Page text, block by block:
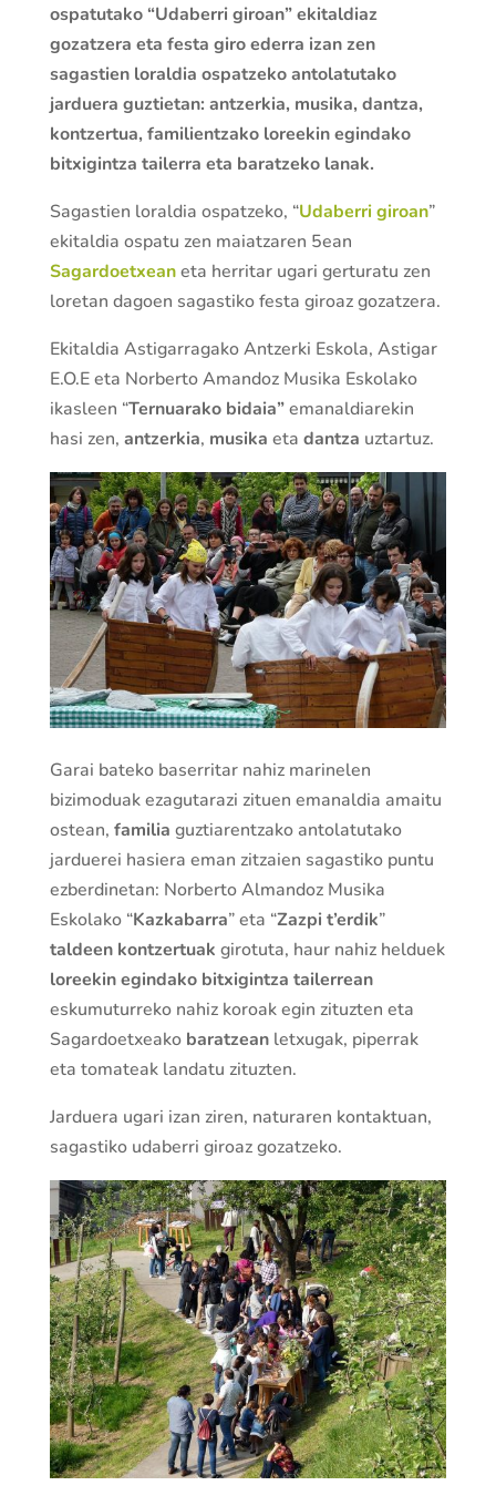
ospatutako “Udaberri giroan” ekitaldiaz
gozatzera eta festa giro ederra izan zen
sagastien loraldia ospatzeko antolatutako
jarduera guztietan: antzerkia, musika, dantza,
kontzertua, familientzako loreekin egindako
bitxigintza tailerra eta baratzeko lanak.
Sagastien loraldia ospatzeko, “Udaberri giroan”
ekitaldia ospatu zen maiatzaren 5ean
Sagardoetxeaneta herritar ugari gerturatu zen
loretan dagoen sagastiko festa giroaz gozatzera.
Ekitaldia Astigarragako Antzerki Eskola, Astigar
E.O.E eta Norberto Amandoz Musika Eskolako
ikasleen “Ternuarako bidaia”emanaldiarekin
hasi zen, antzerkia, musika eta dantza uztartuz.
Garai bateko baserritar nahiz marinelen
bizimoduak ezagutarazi zituen emanaldia amaitu
ostean, familia guztiarentzako antolatutako
jarduerei hasiera eman zitzaien sagastiko puntu
ezberdinetan: Norberto Almandoz Musika
Eskolako “Kazkabarra” eta “Zazpi t’erdik”
taldeen kontzertuak girotuta, haur nahiz helduek
loreekin egindako bitxigintza tailerrean
eskumuturreko nahiz koroak egin zituzten eta
Sagardoetxeako baratzeanletxugak, piperrak
eta tomateak landatu zituzten.
Jarduera ugari izan ziren, naturaren kontaktuan,
sagastiko udaberri giroaz gozatzeko.